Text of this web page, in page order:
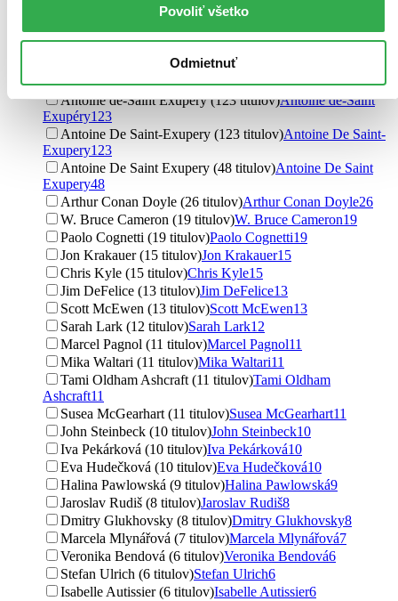
Povoliť všetko
Odmietnuť
Antoine de Saint-Exupery (171 titulov)Antoine de Saint-
Antoine De Saint-Exupéry (128 titulov)
Exupéry128
Antoine de-Saint Exupéry (123 titulov)Antoine de-Saint
Exupéry123
Antoine De Saint-Exupery (123 titulov)Antoine De Saint-
Exupery123
Antoine De Saint Exupery (48 titulov)Antoine De Saint
Exupery48
Arthur Conan Doyle (26 titulov)Arthur Conan Doyle26
W. Bruce Cameron (19 titulov)W. Bruce Cameron19
Paolo Cognetti (19 titulov)Paolo Cognetti19
Jon Krakauer (15 titulov)Jon Krakauer15
Chris Kyle (15 titulov)Chris Kyle15
Jim DeFelice (13 titulov)Jim DeFelice13
Scott McEwen (13 titulov)Scott McEwen13
Sarah Lark (12 titulov)Sarah Lark12
Marcel Pagnol (11 titulov)Marcel Pagnol11
Mika Waltari (11 titulov)Mika Waltari11
Tami Oldham Ashcraft (11 titulov)Tami Oldham
Ashcraft11
Susea McGearhart (11 titulov)Susea McGearhart11
John Steinbeck (10 titulov)John Steinbeck10
Iva Pekárková (10 titulov)Iva Pekárková10
Eva Hudečková (10 titulov)Eva Hudečková10
Halina Pawlowská (9 titulov)Halina Pawlowská9
Jaroslav Rudiš (8 titulov)Jaroslav Rudiš8
Dmitry Glukhovsky (8 titulov)Dmitry Glukhovsky8
Marcela Mlynářová (7 titulov)Marcela Mlynářová7
Veronika Bendová (6 titulov)Veronika Bendová6
Stefan Ulrich (6 titulov)Stefan Ulrich6
Isabelle Autissier (6 titulov)Isabelle Autissier6